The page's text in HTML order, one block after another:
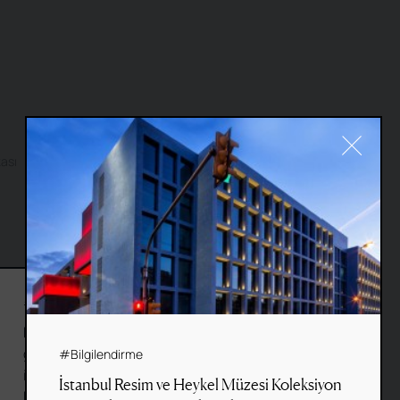
Site byFol&
#Cookie
Bu web sitesi, gezinme deneyiminizi
geliştirmek ve site kullanım
istatistiklerini derlemek için çerezler
#Bilgilendirme
İstanbul Resim ve Heykel Müzesi Koleksiyon